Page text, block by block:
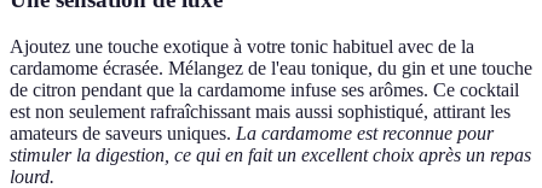
Ajoutez une touche exotique à votre tonic habituel avec de la
cardamome écrasée. Mélangez de l'eau tonique, du gin et une touche
de citron pendant que la cardamome infuse ses arômes. Ce cocktail
est non seulement rafraîchissant mais aussi sophistiqué, attirant les
amateurs de saveurs uniques. La cardamome est reconnue pour
stimuler la digestion, ce qui en fait un excellent choix après un repas
lourd.